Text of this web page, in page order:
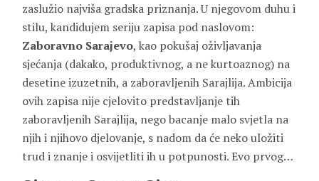
zaslužio najviša gradska priznanja. U njegovom duhu i
stilu, kandidujem seriju zapisa pod naslovom:
Zaboravno Sarajevo, kao pokušaj oživljavanja
sjećanja (dakako, produktivnog, a ne kurtoaznog) na
desetine izuzetnih, a zaboravljenih Sarajlija. Ambicija
ovih zapisa nije cjelovito predstavljanje tih
zaboravljenih Sarajlija, nego bacanje malo svjetla na
njih i njihovo djelovanje, s nadom da će neko uložiti
trud i znanje i osvijetliti ih u potpunosti. Evo prvog…